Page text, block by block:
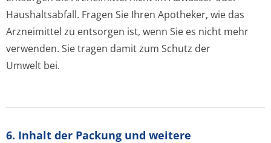
Haushaltsabfall. Fragen Sie Ihren Apotheker, wie das
Arzneimittel zu entsorgen ist, wenn Sie es nicht mehr
verwenden. Sie tragen damit zum Schutz der
Umwelt bei.
6. Inhalt der Packung und weitere